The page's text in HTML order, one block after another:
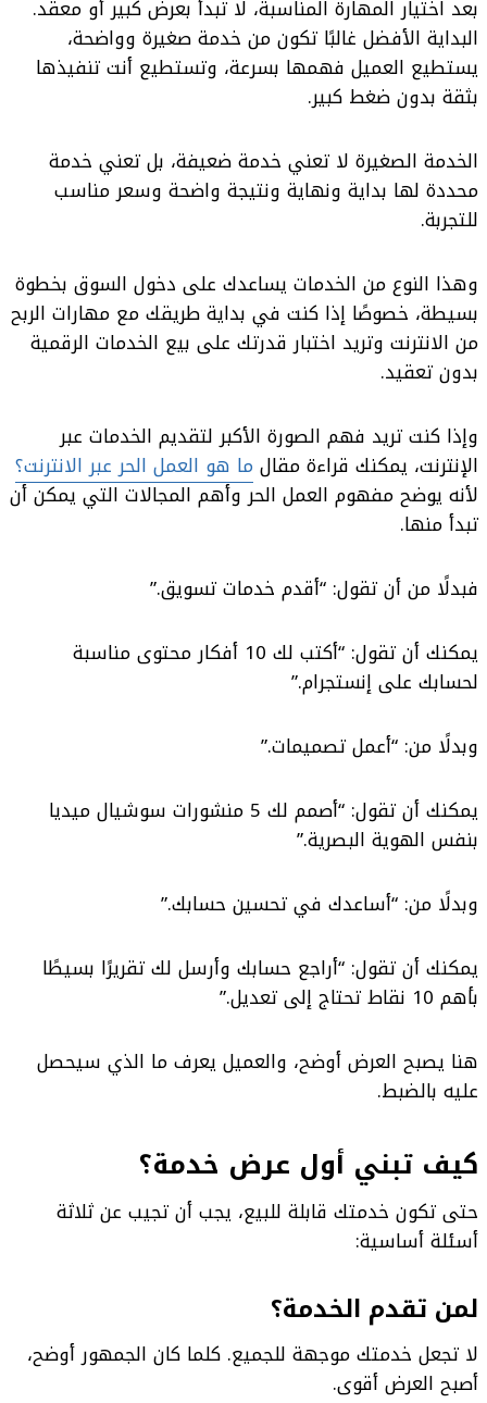
بعد اختيار المهارة المناسبة، لا تبدأ بعرض كبير أو معقد.
البداية الأفضل غالبًا تكون من خدمة صغيرة وواضحة،
يستطيع العميل فهمها بسرعة، وتستطيع أنت تنفيذها
بثقة بدون ضغط كبير.
الخدمة الصغيرة لا تعني خدمة ضعيفة، بل تعني خدمة
محددة لها بداية ونهاية ونتيجة واضحة وسعر مناسب
للتجربة.
وهذا النوع من الخدمات يساعدك على دخول السوق بخطوة
بسيطة، خصوصًا إذا كنت في بداية طريقك مع مهارات الربح
من الانترنت وتريد اختبار قدرتك على بيع الخدمات الرقمية
بدون تعقيد.
وإذا كنت تريد فهم الصورة الأكبر لتقديم الخدمات عبر
الإنترنت، يمكنك قراءة مقال ما هو العمل الحر عبر الانترنت؟
لأنه يوضح مفهوم العمل الحر وأهم المجالات التي يمكن أن
تبدأ منها.
فبدلًا من أن تقول: “أقدم خدمات تسويق.”
يمكنك أن تقول: “أكتب لك 10 أفكار محتوى مناسبة
لحسابك على إنستجرام.”
وبدلًا من: “أعمل تصميمات.”
يمكنك أن تقول: “أصمم لك 5 منشورات سوشيال ميديا
بنفس الهوية البصرية.”
وبدلًا من: “أساعدك في تحسين حسابك.”
يمكنك أن تقول: “أراجع حسابك وأرسل لك تقريرًا بسيطًا
بأهم 10 نقاط تحتاج إلى تعديل.”
هنا يصبح العرض أوضح، والعميل يعرف ما الذي سيحصل
عليه بالضبط.
كيف تبني أول عرض خدمة؟
حتى تكون خدمتك قابلة للبيع، يجب أن تجيب عن ثلاثة
أسئلة أساسية:
لمن تقدم الخدمة؟
لا تجعل خدمتك موجهة للجميع. كلما كان الجمهور أوضح،
أصبح العرض أقوى.